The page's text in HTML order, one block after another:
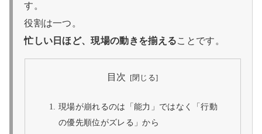
す。
役割は一つ。
忙しい日ほど、現場の動きを揃えることです。
目次
現場が崩れるのは「能力」ではなく「行動
の優先順位がズレる」から